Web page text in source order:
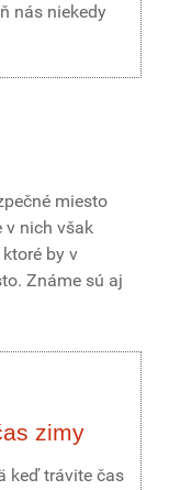
nás niekedy
miesto
v nich však
by v
Známe sú aj
zimy
keď trávite čas